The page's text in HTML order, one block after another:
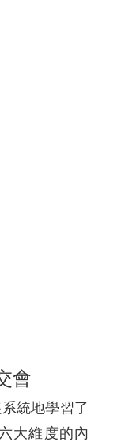
會
統地學習了
大維度的內